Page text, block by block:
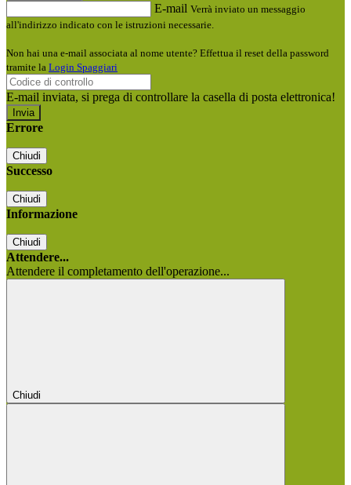
E-mail Verrà inviato un messaggio
all'indirizzo indicato con le istruzioni necessarie.
Non hai una e-mail associata al nome utente? Effettua il reset della password
tramite la Login Spaggiari
E-mail inviata, si prega di controllare la casella di posta elettronica!
Errore
Chiudi
Successo
Chiudi
Informazione
Chiudi
Attendere...
Attendere il completamento dell'operazione...
Chiudi